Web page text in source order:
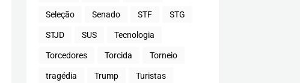
Seleção Senado STF STG
STJD SUS Tecnologia
Torcedores Torcida Torneio
tragédia Trump Turistas